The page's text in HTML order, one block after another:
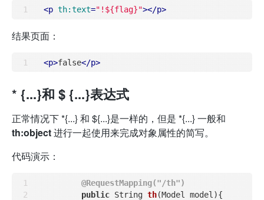
<p th:text="!${flag}"></p>
结果页面：
<p>false</p>
* {...}和 $ {...}表达式
正常情况下 *{...} 和 ${...}是一样的，但是 *{...} 一般和
th:object进行一起使用来完成对象属性的简写。
代码演示：
@RequestMapping("/th")
public String th(Model model){